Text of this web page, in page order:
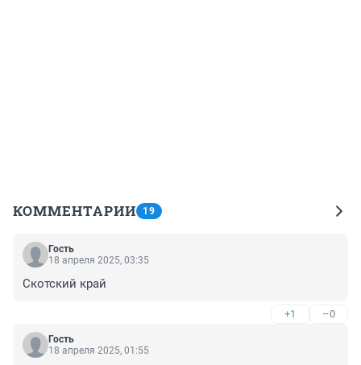
КОММЕНТАРИИ 19
Гость
18 апреля 2025, 03:35
Скотский край
+1 –0
Гость
18 апреля 2025, 01:55